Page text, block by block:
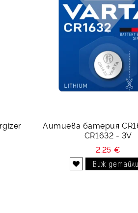
Литиева батерия
CR1632 - 3V
2.25 €
Виж детайли